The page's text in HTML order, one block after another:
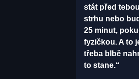
stát před
strhu nebo
25 minut,
fyzičkou. A to
třeba blbě
to stane.“